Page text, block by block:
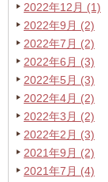
2022年12月 (1)
2022年9月 (2)
2022年7月 (2)
2022年6月 (3)
2022年5月 (3)
2022年4月 (2)
2022年3月 (2)
2022年2月 (3)
2021年9月 (2)
2021年7月 (4)